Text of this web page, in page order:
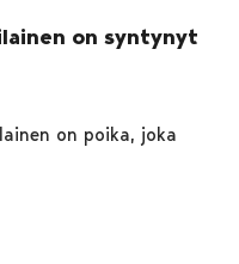
on syntynyt
on poika, joka